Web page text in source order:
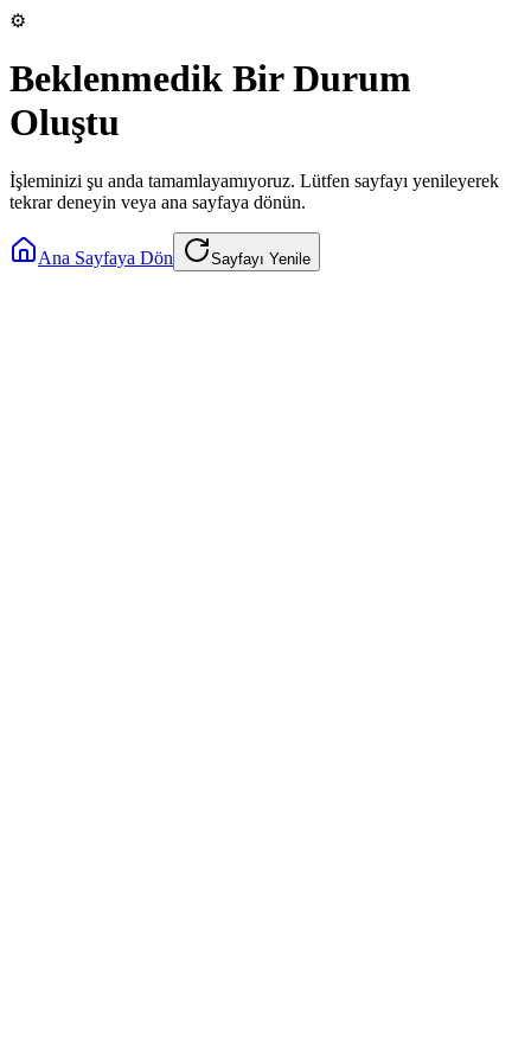
⚙️
Beklenmedik Bir Durum
Oluştu
İşleminizi şu anda tamamlayamıyoruz. Lütfen sayfayı yenileyerek
tekrar deneyin veya ana sayfaya dönün.
Ana Sayfaya Dön Sayfayı Yenile